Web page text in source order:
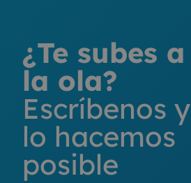
¿Te subes a
la ola?
Escríbenos y
lo hacemos
posible